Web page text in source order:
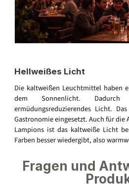
Hellweißes Licht
Die kaltweißen Leuchtmittel haben
dem Sonnenlicht.
ermüdungsreduzierendes Licht.
Gastronomie eingesetzt. Auch für die
Lampions ist das kaltweiße Licht
Farben besser wiedergibt, also
Fragen und